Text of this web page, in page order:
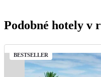
Podobné hotely v
BESTSELLER